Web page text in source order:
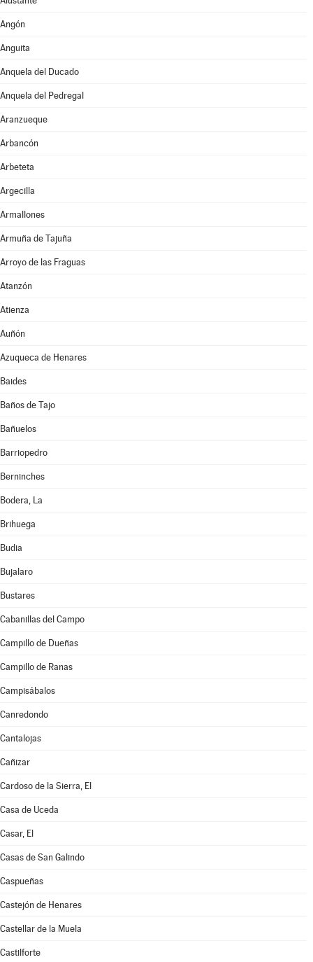
Angón
Anguita
Anquela del Ducado
Anquela del Pedregal
Aranzueque
Arbancón
Arbeteta
Argecilla
Armallones
Armuña de Tajuña
Arroyo de las Fraguas
Atanzón
Atienza
Auñón
Azuqueca de Henares
Baides
Baños de Tajo
Bañuelos
Barriopedro
Berninches
Bodera, La
Brihuega
Budia
Bujalaro
Bustares
Cabanillas del Campo
Campillo de Dueñas
Campillo de Ranas
Campisábalos
Canredondo
Cantalojas
Cañizar
Cardoso de la Sierra, El
Casa de Uceda
Casar, El
Casas de San Galindo
Caspueñas
Castejón de Henares
Castellar de la Muela
Castilforte